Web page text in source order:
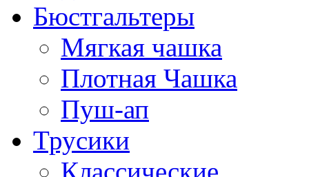
Бюстгальтеры
Мягкая чашка
Плотная Чашка
Пуш-ап
Трусики
Классические